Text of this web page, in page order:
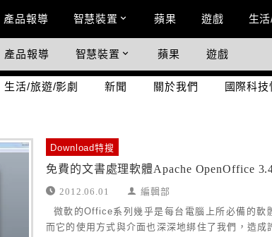
Main Menu
產品報導 智慧裝置 蘋果 遊戲 生
國際科技情報
產品報導 智慧裝置 蘋果 遊戲
生活/旅遊/影劇 新聞 關於我們 國際科技
Download特搜
免費的文書處理軟體Apache OpenOffice
2012.06.01 編輯部
微軟的Office系列幾乎是每台電腦上所必備的軟
而它的使用方式與介面也深深地綁住了我們，造成